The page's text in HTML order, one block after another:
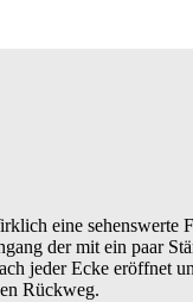
eine sehenswerte
der mit ein paar
jeder Ecke eröffnet
Rückweg.